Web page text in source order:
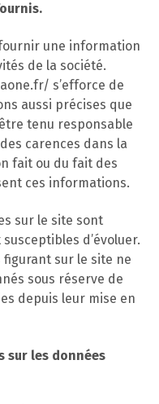
une information
de la société.
s’efforce de
aussi précises que
tenu responsable
carences dans la
fait ou du fait des
ces informations.
sur le site sont
d’évoluer.
sur le site ne
sous réserve de
depuis leur mise en
sur les données